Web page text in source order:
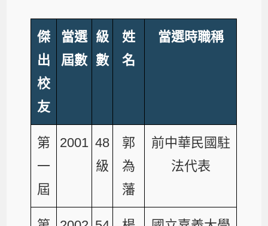
傑
出
校
友
當選
屆數
級
數
姓
名
當選時職稱
第
一
屆
2001 48
級
郭
為
藩
前中華民國駐
法代表